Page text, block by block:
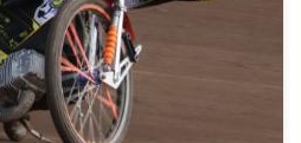
organizacyjnych, niektóre z nich
wytyczne GKSŻ – Głównej Komisji
razie […]